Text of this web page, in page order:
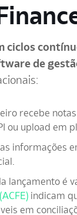
ciclos
de
recebe
ou upload em
informações
lançamento é
indicam
em